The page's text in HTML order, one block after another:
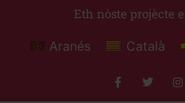
Eth nòste projècte
Aranés Català